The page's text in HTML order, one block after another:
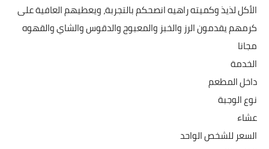
الأكل لذيذ وكميته راهيه انصحكم بالتجربة، ويعطيهم العافية على
كرمهم يقدمون الرز والخبز والمعبوج والدقوس والشاي والقهوه
مجانا
الخدمة
داخل المطعم
نوع الوجبة
عشاء
السعر للشخص الواحد